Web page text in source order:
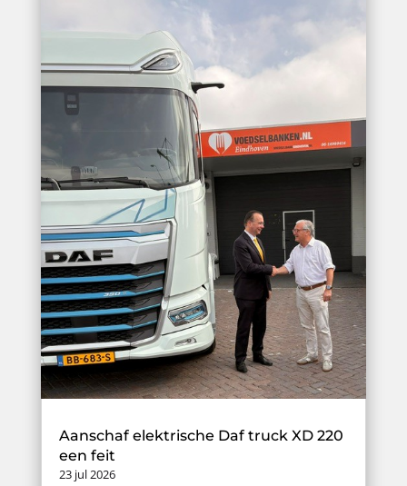
Aanschaf elektrische Daf truck XD 220
een feit
23 jul 2026